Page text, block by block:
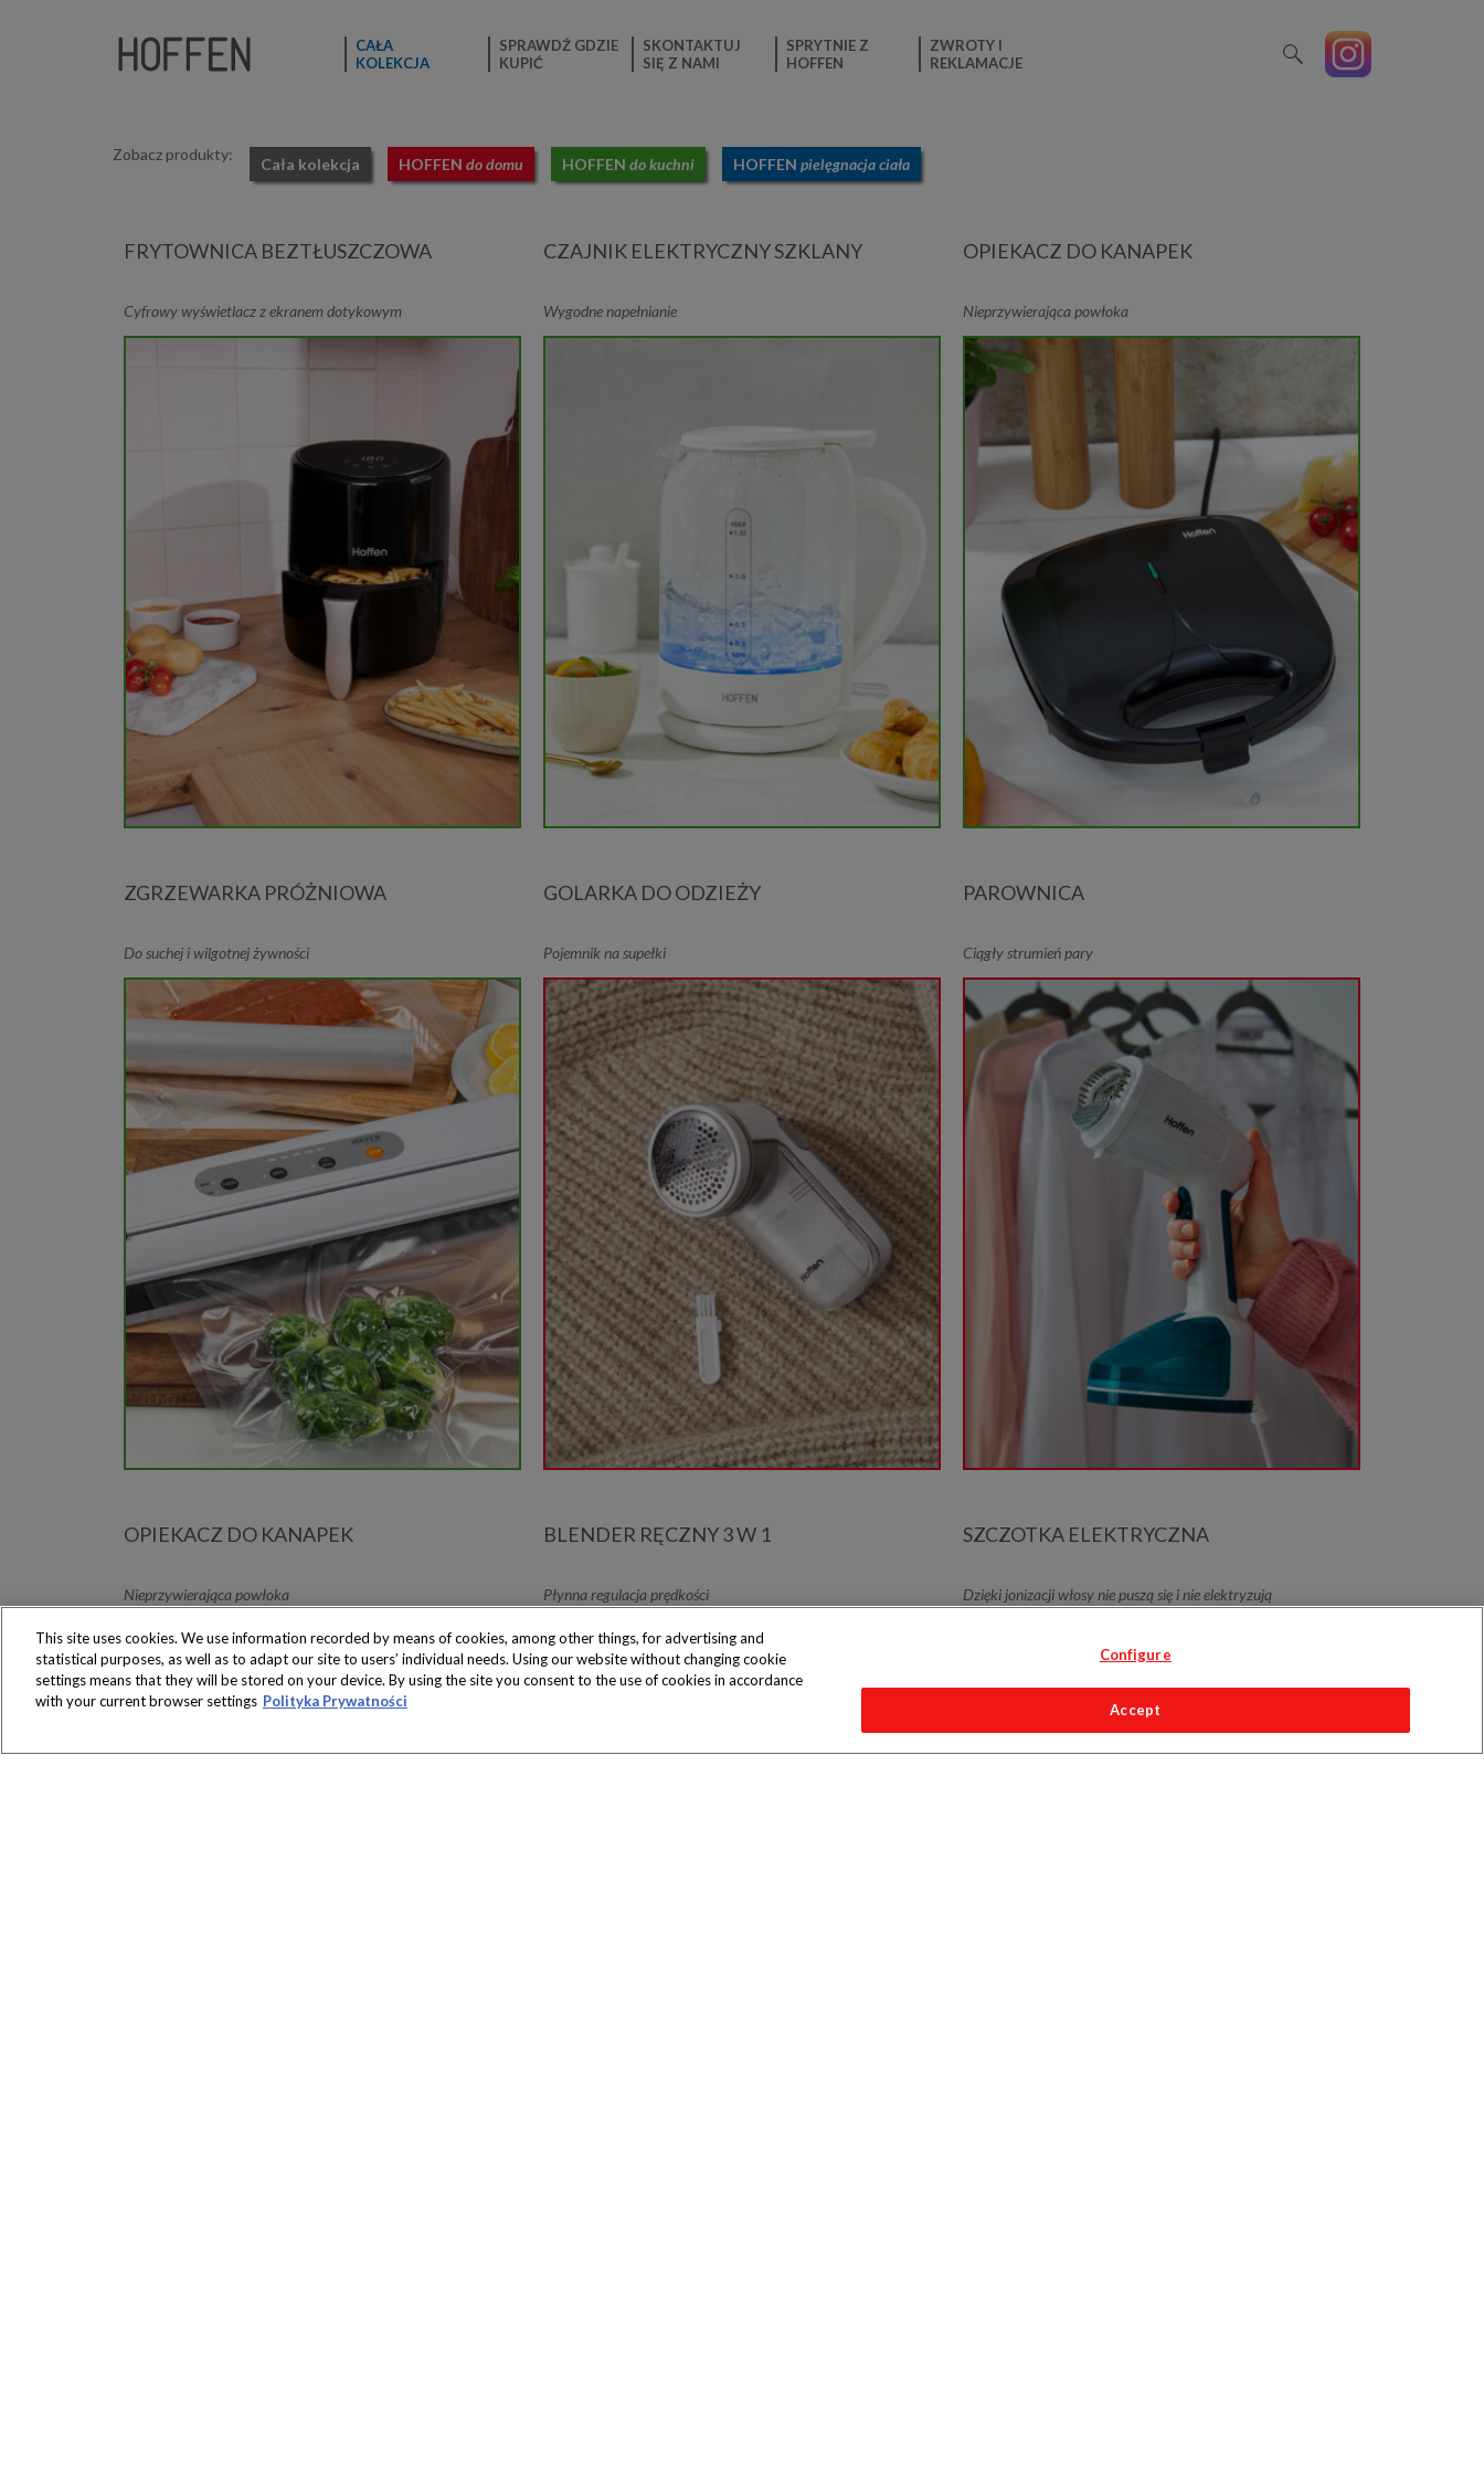
CAŁA
KOLEKCJA
SPRAWDŹ GDZIE
KUPIĆ
SKONTAKTUJ
SIĘ Z NAMI
SPRYTNIE Z
HOFFEN
ZWROTY I
REKLAMACJE
Zobacz produkty:
Cała kolekcja HOFFEN do domu HOFFEN do kuchni HOFFEN pielęgnacja ciała
FRYTOWNICA BEZTŁUSZCZOWA
Cyfrowy wyświetlacz z ekranem dotykowym
CZAJNIK ELEKTRYCZNY SZKLANY
Wygodne napełnianie
OPIEKACZ DO KANAPEK
Nieprzywierająca powłoka
ZGRZEWARKA PRÓŻNIOWA
Do suchej i wilgotnej żywności
GOLARKA DO ODZIEŻY
Pojemnik na supełki
PAROWNICA
Ciągły strumień pary
OPIEKACZ DO KANAPEK
Nieprzywierająca powłoka
BLENDER RĘCZNY 3 W 1
Płynna regulacja prędkości
SZCZOTKA ELEKTRYCZNA
Dzięki jonizacji włosy nie puszą się i nie elektryzują
This site uses cookies. We use information recorded by means of cookies, among other things, for advertising and
statistical purposes, as well as to adapt our site to users’ individual needs. Using our website without changing cookie
settings means that they will be stored on your device. By using the site you consent to the use of cookies in accordance
with your current browser settings Polityka Prywatności
Configure
Accept